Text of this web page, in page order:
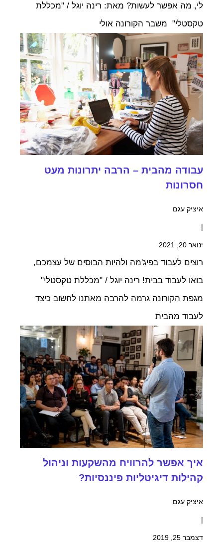
לי, מה אפשר לעשות? מאת: רינה יוגל / "מכללת
טקסטלי" משבר הקורונה אולי
עבודה מהבית – הרבה יתרונות מעט
חסרונות
איציק עגם
|
ינואר 20, 2021
רוצים לעבוד בפיג'מה ולהיות הבוסים של עצמכם,
בואו לעבוד בבית! רינה יוגל / "מכללת טקסטלי"
מגפת הקורונה גרמה להרבה מאתנו לחשוב כיצד
לעבוד מהבית
איך אפשר להרוויח מהשקעות וניהול
קהילות דיגיטליות פיננסיות?
איציק עגם
|
דצמבר 25, 2019